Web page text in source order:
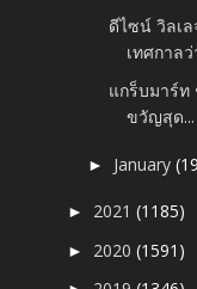
ดีไซน์ วิลเ
เทศกาลว่
แกร็บมาร์ท
ขวัญสุด...
► January
► 2021(1185)
► 2020(1591)